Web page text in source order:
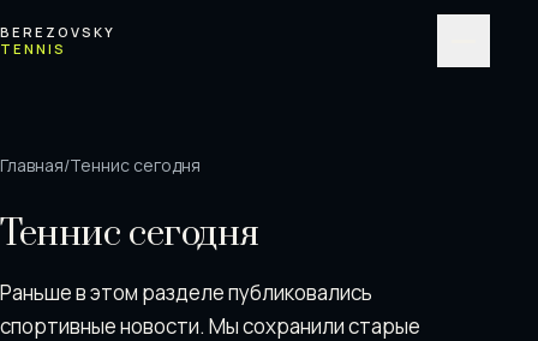
BEREZOVSKY
TENNIS
Главная/Теннис сегодня
Теннис сегодня
Раньше в этом разделе публиковались
спортивные новости. Мы сохранили старые